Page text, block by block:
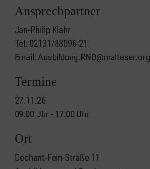
Ansprechpartner
Jan-Philip Klahr
Tel: 02131/88096-21
Email: Ausbildung.RNO@malteser.org
Termine
27.11.26
09:00 Uhr - 17:00 Uhr
Ort
Dechant-Fein-Straße 11